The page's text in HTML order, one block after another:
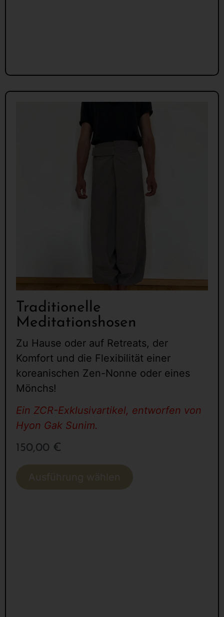
Traditionelle
Meditationshosen
Zu Hause oder auf Retreats, der
Komfort und die Flexibilität einer
koreanischen Zen-Nonne oder eines
Mönchs!
Ein ZCR-Exklusivartikel, entworfen von
Hyon Gak Sunim.
150,00 €